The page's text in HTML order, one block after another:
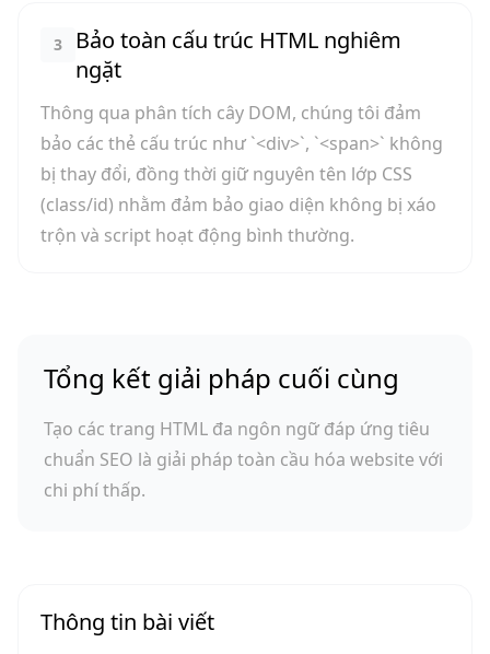
3
Bảo toàn cấu trúc HTML nghiêm
ngặt
Thông qua phân tích cây DOM, chúng tôi đảm
bảo các thẻ cấu trúc như `<div>`, `<span>` không
bị thay đổi, đồng thời giữ nguyên tên lớp CSS
(class/id) nhằm đảm bảo giao diện không bị xáo
trộn và script hoạt động bình thường.
Tổng kết giải pháp cuối cùng
Tạo các trang HTML đa ngôn ngữ đáp ứng tiêu
chuẩn SEO là giải pháp toàn cầu hóa website với
chi phí thấp.
Thông tin bài viết